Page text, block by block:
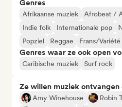
Genres
Afrikaanse muziek Afrobeat /
Indie folk
Internationale pop
Popziel
Reggae Frans/
Genres waar ze ook open
Caribische muziek Surf rock
Ze willen muziek
Amy Winehouse Robin